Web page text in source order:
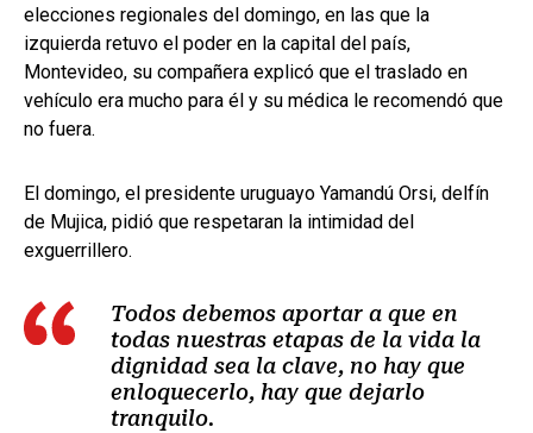
elecciones regionales del domingo, en las que la
izquierda retuvo el poder en la capital del país,
Montevideo, su compañera explicó que el traslado en
vehículo era mucho para él y su médica le recomendó que
no fuera.
El domingo, el presidente uruguayo Yamandú Orsi, delfín
de Mujica, pidió que respetaran la intimidad del
exguerrillero.
Todos debemos aportar a que en
todas nuestras etapas de la vida la
dignidad sea la clave, no hay que
enloquecerlo, hay que dejarlo
tranquilo.